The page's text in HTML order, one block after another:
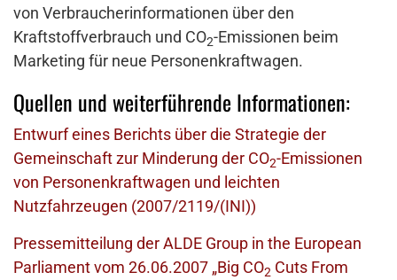
von Verbraucherinformationen über den
Kraftstoffverbrauch und CO2-Emissionen beim
Marketing für neue Personenkraftwagen.
Quellen und weiterführende Informationen:
Entwurf eines Berichts über die Strategie der
Gemeinschaft zur Minderung der CO2-Emissionen
von Personenkraftwagen und leichten
Nutzfahrzeugen (2007/2119/(INI))
Pressemitteilung der ALDE Group in the European
Parliament vom 26.06.2007 „Big CO2 Cuts From